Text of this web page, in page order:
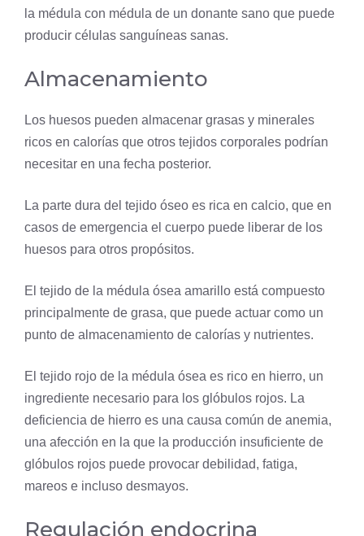
la médula con médula de un donante sano que puede
producir células sanguíneas sanas.
Almacenamiento
Los huesos pueden almacenar grasas y minerales
ricos en calorías que otros tejidos corporales podrían
necesitar en una fecha posterior.
La parte dura del tejido óseo es rica en calcio, que en
casos de emergencia el cuerpo puede liberar de los
huesos para otros propósitos.
El tejido de la médula ósea amarillo está compuesto
principalmente de grasa, que puede actuar como un
punto de almacenamiento de calorías y nutrientes.
El tejido rojo de la médula ósea es rico en hierro, un
ingrediente necesario para los glóbulos rojos. La
deficiencia de hierro es una causa común de anemia,
una afección en la que la producción insuficiente de
glóbulos rojos puede provocar debilidad, fatiga,
mareos e incluso desmayos.
Regulación endocrina